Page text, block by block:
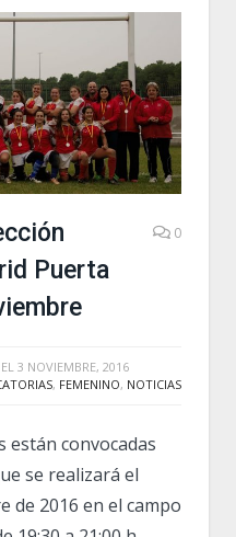
Puerta
0
EL 3 NOVIEMBRE, 2016
, FEMENINO, NOTICIAS
están convocadas
se realizará el
de 2016 en el campo